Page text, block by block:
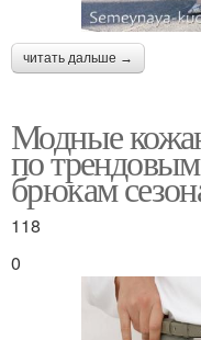
читать дальше →
Модные
по
брюкам
118
0